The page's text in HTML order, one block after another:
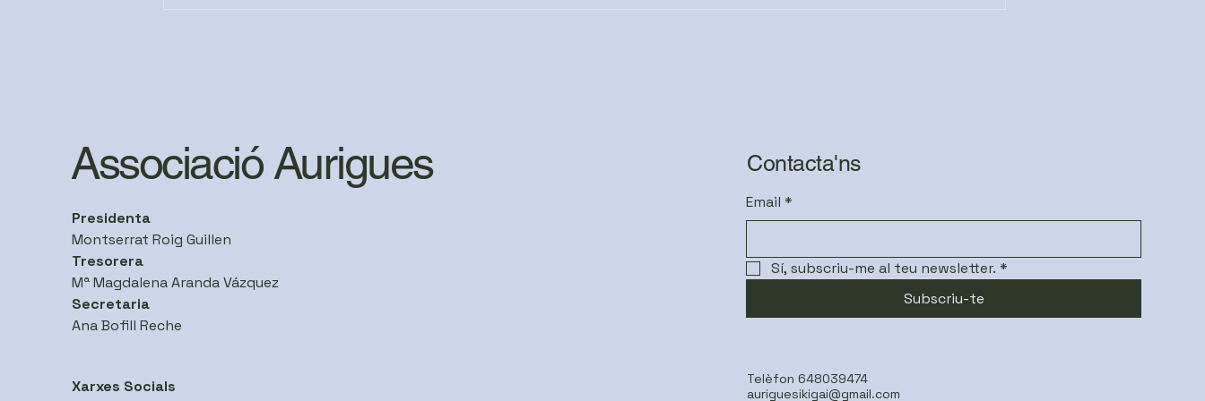
Associació Aurigues
Presidenta
Montserrat Roig Guillen
Tresorera
Mª Magdalena Aranda Vázquez
Secretaria
Ana Bofill Reche
Xarxes Socials
Contacta'ns
Email *
Sí, subscriu-me al teu newsletter. *
Subscriu-te
Telèfon 648039474
auriguesikigai@gmail.com